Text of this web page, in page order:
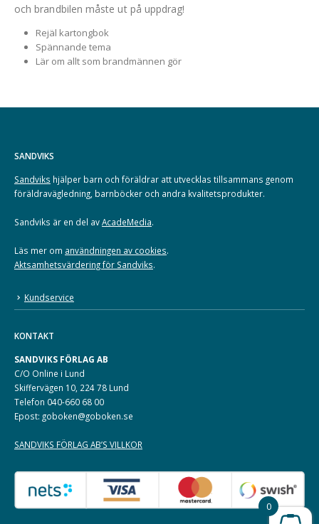
och brandbilen måste ut på uppdrag!
Rejäl kartongbok
Spännande tema
Lär om allt som brandmännen gör
SANDVIKS
Sandviks hjälper barn och föräldrar att utvecklas tillsammans genom
föräldravägledning, barnböcker och andra kvalitetsprodukter.
Sandviks är en del avAcadeMedia.
Läs mer om användningen av cookies.
Aktsamhetsvärdering för Sandviks.
Kundservice
KONTAKT
SANDVIKS FÖRLAG AB
C/O Online i Lund
Skiffervägen 10, 224 78 Lund
Telefon 040-660 68 00
Epost: goboken@goboken.se
SANDVIKS FÖRLAG AB’S VILLKOR
0